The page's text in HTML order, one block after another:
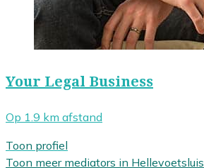
Your Legal Business
Op 1.9 km afstand
Toon profiel
Toon meer mediators in Hellevoetsluis